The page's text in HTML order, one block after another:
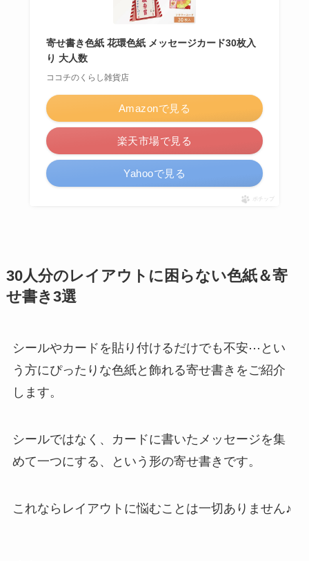
寄せ書き色紙 花環色紙 メッセージカード30枚入
り 大人数
ココチのくらし雑貨店
Amazonで見る
楽天市場で見る
Yahooで見る
ポチップ
30人分のレイアウトに困らない色紙＆寄
せ書き3選
シールやカードを貼り付けるだけでも不安⋯とい
う方にぴったりな色紙と飾れる寄せ書きをご紹介
します。
シールではなく、カードに書いたメッセージを集
めて一つにする、という形の寄せ書きです。
これならレイアウトに悩むことは一切ありません♪